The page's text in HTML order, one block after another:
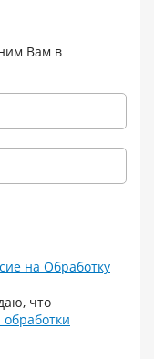
Вам в
на Обработку
что